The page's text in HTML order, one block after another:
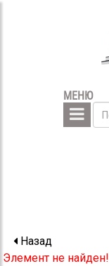
МЕНЮ
Назад
Элемент не найден!